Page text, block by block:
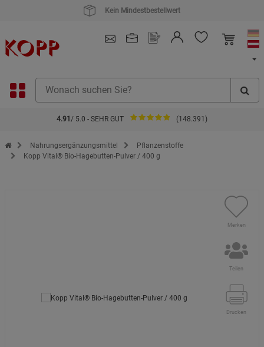
4.91 / 5.0 - SEHR GUT (148.391)
Zur Startseite des Kopp Verlag Online-Shop
Nahrungsergänzungsmittel
Pflanzenstoffe
Kopp Vital® Bio-Hagebutten-Pulver / 400 g
Merken
Teilen
Drucken